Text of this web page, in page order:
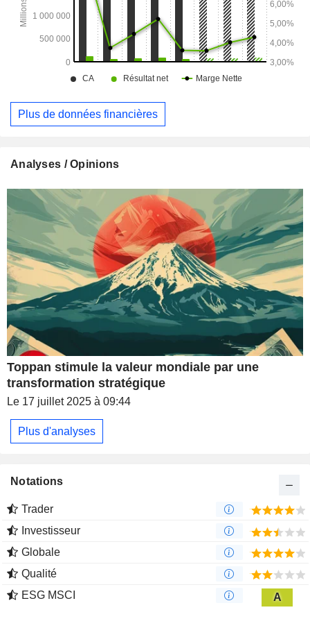
Plus de données financières
Analyses / Opinions
Toppan stimule la valeur mondiale par une
transformation stratégique
Le 17 juillet 2025 à 09:44
Plus d'analyses
Notations
Trader
Investisseur
Globale
Qualité
ESG MSCI
A